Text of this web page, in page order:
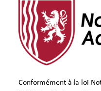
Conformément à la loi